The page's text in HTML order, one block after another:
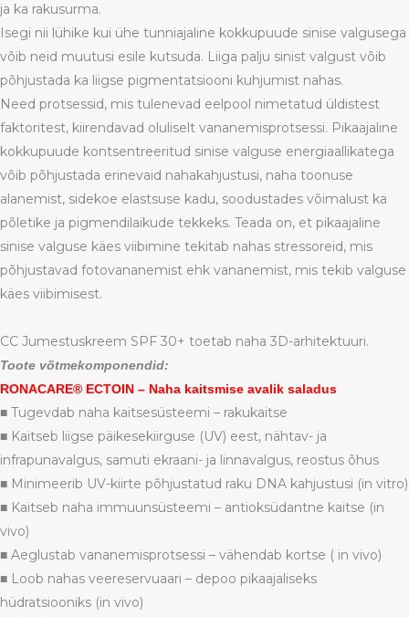
ja ka rakusurma.
Isegi nii lühike kui ühe tunniajaline kokkupuude sinise valgusega
võib neid muutusi esile kutsuda. Liiga palju sinist valgust võib
põhjustada ka liigse pigmentatsiooni kuhjumist nahas.
Need protsessid, mis tulenevad eelpool nimetatud üldistest
faktoritest, kiirendavad oluliselt vananemisprotsessi. Pikaajaline
kokkupuude kontsentreeritud sinise valguse energiaallikatega
võib põhjustada erinevaid nahakahjustusi, naha toonuse
alanemist, sidekoe elastsuse kadu, soodustades võimalust ka
põletike ja pigmendilaikude tekkeks. Teada on, et pikaajaline
sinise valguse käes viibimine tekitab nahas stressoreid, mis
põhjustavad fotovananemist ehk vananemist, mis tekib valguse
käes viibimisest.
CC Jumestuskreem SPF 30+ toetab naha 3D-arhitektuuri.
Toote võtmekomponendid:
RONACARE® ECTOIN – Naha kaitsmise avalik saladus
■ Tugevdab naha kaitsesüsteemi – rakukaitse
■ Kaitseb liigse päikesekiirguse (UV) eest, nähtav- ja
infrapunavalgus, samuti ekraani- ja linnavalgus, reostus õhus
■ Minimeerib UV-kiirte põhjustatud raku DNA kahjustusi (in vitro)
■ Kaitseb naha immuunsüsteemi – antioksüdantne kaitse (in
vivo)
■ Aeglustab vananemisprotsessi – vähendab kortse ( in vivo)
■ Loob nahas veereservuaari – depoo pikaajaliseks
hüdratsiooniks (in vivo)